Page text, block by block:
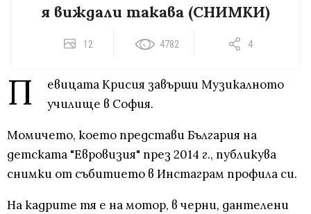
я виждали такава (СНИМКИ)
12 4782 4
П
евицата Крисия завърши Музикалното
училище в София.
Момичето, което представи България на
детската "Евровизия" през 2014 г., публикува
снимки от събитието в Инстаграм профила си.
На кадрите тя е на мотор, в черни, дантелени